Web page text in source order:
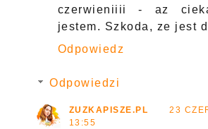
czerwieniiii - az
jestem. Szkoda, ze jest
Odpowiedz
Odpowiedzi
ZUZKAPISZE.PL
23
13:55